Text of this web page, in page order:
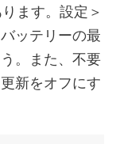
ます。設定＞
ッテリーの最
。また、不要
新をオフにす